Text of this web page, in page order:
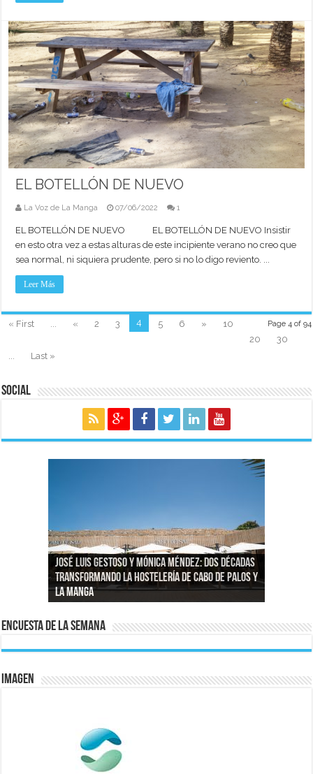
EL BOTELLÓN DE NUEVO
La Voz de La Manga 07/06/2022 1
EL BOTELLÓN DE NUEVO EL BOTELLÓN DE NUEVO Insistir
en esto otra vez a estas alturas de este incipiente verano no creo que
sea normal, ni siquiera prudente, pero si no lo digo reviento. ...
Leer Más
Page 4 of 94
« First ... « 2 3 4 5 6 »
10
20
30
...
Last »
Social
José Luis Gestoso y Mónica Méndez: dos décadas
transformando la hostelería de Cabo de Palos y
La Manga
Reportajes fotográficos en Murcia: capturando
momentos reales en La Manga del Mar Menor
La exposición MAR Y PLAYA en Agua Salá
El agua de la zona de La Manga – San Javier
vuelve a ser 100 % potable
Las nuevas analíticas mantienen restricciones
al consumo de agua en La Manga–San Javier
Encuesta de la semana
IMAGEN